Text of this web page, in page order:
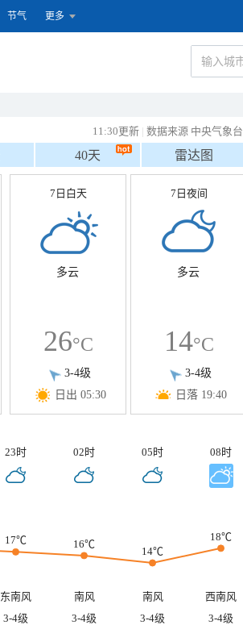
节气 更多
11:30更新 | 数据来源 中央气象台
40天 雷达图
7日白天
多云
26°C
3-4级
日出 05:30
7日夜间
多云
14°C
3-4级
日落 19:40
23时 02时 05时 08时
17℃ 16℃
14℃
18℃
东南风 南风 南风
西南风
3-4级 3-4级 3-4级 3-4级